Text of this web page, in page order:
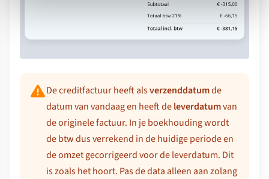
De creditfactuur heeft alsverzenddatumde
datum van vandaag en heeft deleverdatumvan
de originele factuur. In je boekhouding wordt
de btw dus verrekend in de huidige periode en
de omzet gecorrigeerd voor de leverdatum. Dit
is zoals het hoort. Pas de data alleen aan zolang